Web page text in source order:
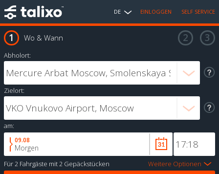
DE EINLOGGEN SELF SERVICE
Wo & Wann
Abholort:
Zielort:
am:
09.08
Morgen
Für2 Fahrgäste mit2 Gepäckstücken Weitere Optionen